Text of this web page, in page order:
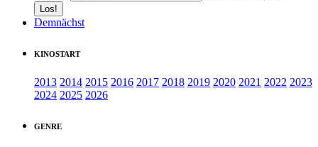
Demnächst
KINOSTART
2013 2014 2015 2016 2017 2018 2019 2020 2021 2022 2023
2024 2025 2026
GENRE